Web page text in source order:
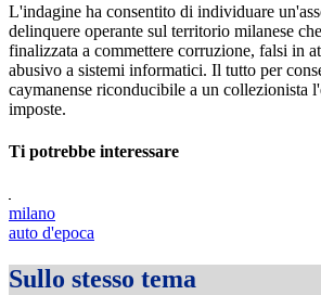
L'indagine ha consentito di individuare
delinquere operante sul territorio milanese
finalizzata a commettere corruzione, falsi in
abusivo a sistemi informatici. Il tutto per
caymanense riconducibile a un collezionista
imposte.
Ti potrebbe interessare
milano
auto d'epoca
Sullo stesso tema